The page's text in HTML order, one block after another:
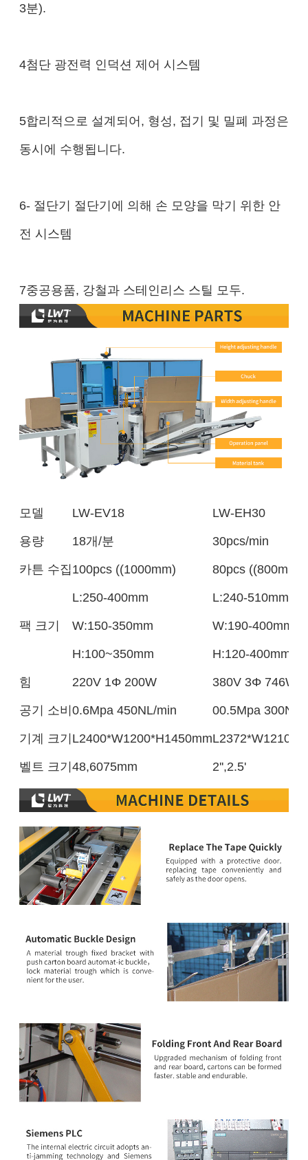
3분).
4첨단 광전력 인덕션 제어 시스템
5합리적으로 설계되어, 형성, 접기 및 밀폐 과정은
동시에 수행됩니다.
6- 절단기 절단기에 의해 손 모양을 막기 위한 안
전 시스템
7중공용품, 강철과 스테인리스 스틸 모두.
모델 LW-EV18
LW-EH30
용량
18개/분
30pcs/min
카튼 수집100pcs ((1000mm) 80pcs ((800mm)
팩 크기
L:250-400mm
W:150-350mm
H:100~350mm
L:240-510mm
W:190-400mm
H:120-400mm
힘
220V 1Φ 200W
380V 3Φ 746W
공기 소비0.6Mpa 450NL/min
00.5Mpa 300NL/
기계 크기L2400*W1200*H1450mm
벨트 크기48,6075mm 2'',2.5'